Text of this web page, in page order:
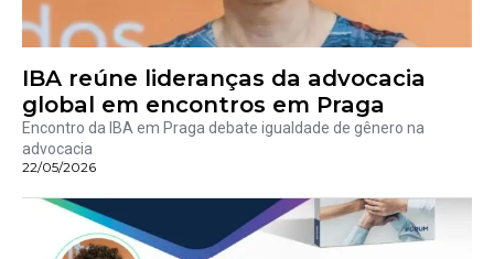
IBA reúne lideranças da advocacia
global em encontros em Praga
Encontro da IBA em Praga debate igualdade de gênero na
advocacia
22/05/2026